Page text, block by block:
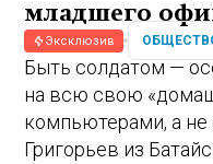
младшего
Эксклюзив
Быть солдатом —
на всю свою
компьютерами, а
Григорьев из